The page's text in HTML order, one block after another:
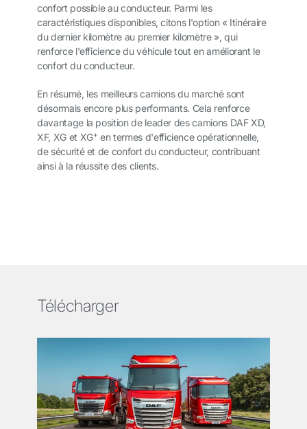
confort possible au conducteur. Parmi les
caractéristiques disponibles, citons l'option « Itinéraire
du dernier kilomètre au premier kilomètre », qui
renforce l'efficience du véhicule tout en améliorant le
confort du conducteur.
En résumé, les meilleurs camions du marché sont
désormais encore plus performants. Cela renforce
davantage la position de leader des camions DAF XD,
XF, XG et XG+ en termes d'efficience opérationnelle,
de sécurité et de confort du conducteur, contribuant
ainsi à la réussite des clients.
Télécharger